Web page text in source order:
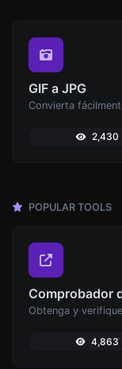
GIF a JPG
Convierta
2,430
POPULAR TOOLS
Comprobador
Obtenga y
4,863